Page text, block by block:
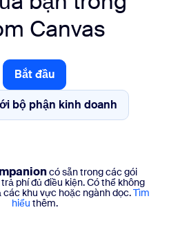
Canvas
Bắt đầu
Bắt đầu
bộ phận kinh doanh
bộ phận kinh doanh
có sẵn trong các gói
phí đủ điều kiện. Có thể không
khu vực hoặc ngành dọc.Tìm
hiểu thêm.